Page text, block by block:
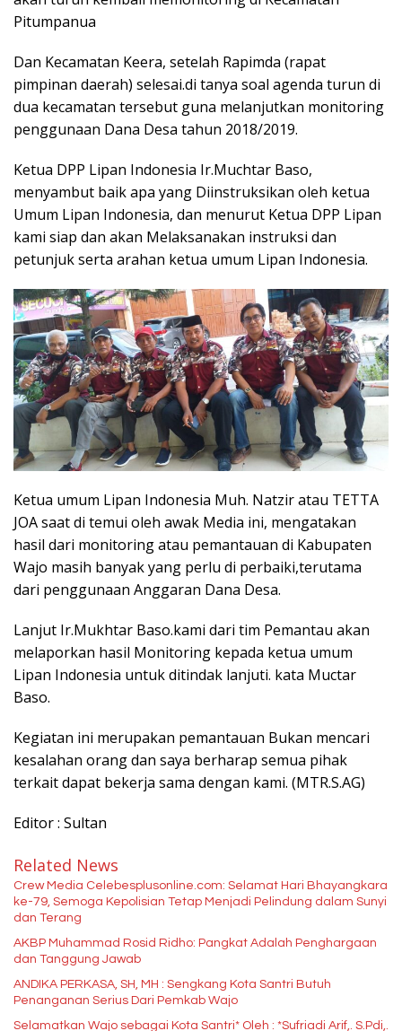
Pitumpanua
Dan Kecamatan Keera, setelah Rapimda (rapat
pimpinan daerah) selesai.di tanya soal agenda turun di
dua kecamatan tersebut guna melanjutkan monitoring
penggunaan Dana Desa tahun 2018/2019.
Ketua DPP Lipan Indonesia Ir.Muchtar Baso,
menyambut baik apa yang Diinstruksikan oleh ketua
Umum Lipan Indonesia, dan menurut Ketua DPP Lipan
kami siap dan akan Melaksanakan instruksi dan
petunjuk serta arahan ketua umum Lipan Indonesia.
Ketua umum Lipan Indonesia Muh. Natzir atau TETTA
JOA saat di temui oleh awak Media ini, mengatakan
hasil dari monitoring atau pemantauan di Kabupaten
Wajo masih banyak yang perlu di perbaiki,terutama
dari penggunaan Anggaran Dana Desa.
Lanjut Ir.Mukhtar Baso.kami dari tim Pemantau akan
melaporkan hasil Monitoring kepada ketua umum
Lipan Indonesia untuk ditindak lanjuti. kata Muctar
Baso.
Kegiatan ini merupakan pemantauan Bukan mencari
kesalahan orang dan saya berharap semua pihak
terkait dapat bekerja sama dengan kami. (MTR.S.AG)
Editor : Sultan
Related News
Crew Media Celebesplusonline.com: Selamat Hari Bhayangkara
ke-79, Semoga Kepolisian Tetap Menjadi Pelindung dalam Sunyi
dan Terang
AKBP Muhammad Rosid Ridho: Pangkat Adalah Penghargaan
dan Tanggung Jawab
ANDIKA PERKASA, SH, MH : Sengkang Kota Santri Butuh
Penanganan Serius Dari Pemkab Wajo
Selamatkan Wajo sebagai Kota Santri* Oleh : *Sufriadi Arif,. S.Pdi,.